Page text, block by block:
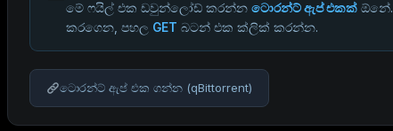
මේ ෆයිල් එක ඩවුන්ලෝඩ් කරන්නටොරන්ට් ඇප් එකක් ඕනේ.
කරගෙන, පහල GET බටන් එක ක්ලික් කරන්න.
ටොරන්ට් ඇප් එක ගන්න (qBittorrent)